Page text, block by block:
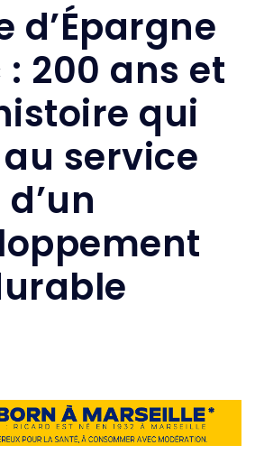
d’Épargne
200 ans et
qui
service
d’un